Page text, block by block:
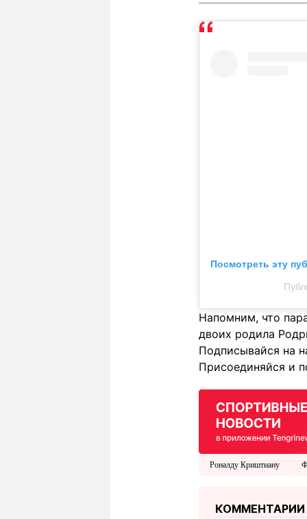
Посмотреть эту
Напомним, что
двоих родила
Подписывайся на
Присоединяйся и
Роналду Криштиану
КОММЕНТАРИИ